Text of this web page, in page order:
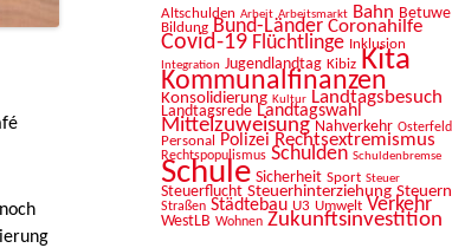
Altschulden Arbeit Arbeitsmarkt Bahn Betuwe
Bildung Bund-Länder Coronahilfe
Covid-19 Flüchtlinge Inklusion
Integration Jugendlandtag Kibiz Kita
Kommunalfinanzen
Konsolidierung Kultur Landtagsbesuch
Landtagsrede Landtagswahl
Mittelzuweisung Nahverkehr Osterfeld
Personal Polizei Rechtsextremismus
Rechtspopulismus Schulden Schuldenbremse
Schule Sicherheit Sport Steuer
Steuerflucht Steuerhinterziehung Steuern
Straßen Städtebau U3 Umwelt Verkehr
WestLB Wohnen Zukunftsinvestition